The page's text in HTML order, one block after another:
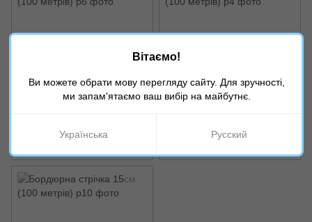
Артикул: р6
360 грн
Артикул: р4
650 грн
Вітаємо!
Ви можете обрати мову перегляду сайту. Для зручності,
ми запам'ятаємо ваш вибір на майбутнє.
Українська Русский